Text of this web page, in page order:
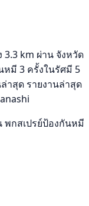
3.3 km ผ่าน จังหวัด
หมี 3 ครั้งในรัศมี 5
าสุด รายงานล่าสุด
พกสเปรย์ป้องกันหมี